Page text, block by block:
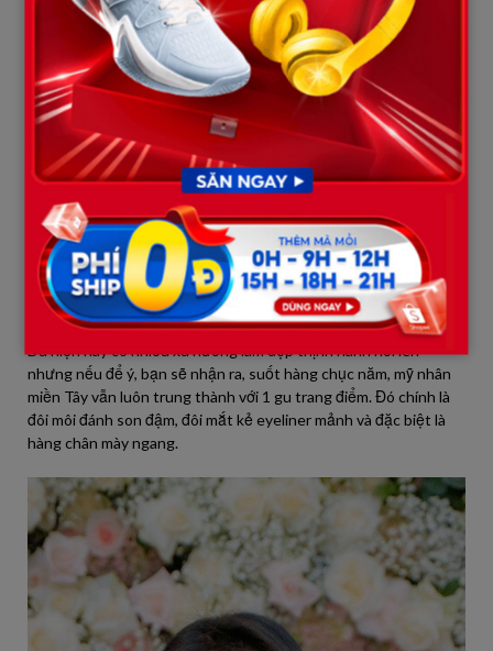
Thủy Tiên bị cho là đã thực hiện khá nhiều biện pháp làm đẹp,
trong đó, dễ nhận thấy bằng mắt nhất vẫn là chiếc mũi và chiếc
cằm.
Đã hàng chục năm trôi qua, nhan sắc của phụ nữ ít nhiều có sự
thay đổi, Thủy Tiên chắc chắn không phải trường hợp ngoại lệ.
Dù hiện nay có nhiều xu hướng làm đẹp thịnh hành nổi lên
nhưng nếu để ý, bạn sẽ nhận ra, suốt hàng chục năm, mỹ nhân
miền Tây vẫn luôn trung thành với 1 gu trang điểm. Đó chính là
đôi môi đánh son đậm, đôi mắt kẻ eyeliner mảnh và đặc biệt là
hàng chân mày ngang.